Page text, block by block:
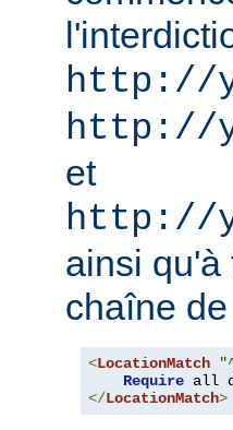
http://
http://
et
http://
ainsi qu'à
chaîne
<LocationMatch
Require
</LocationMatch>